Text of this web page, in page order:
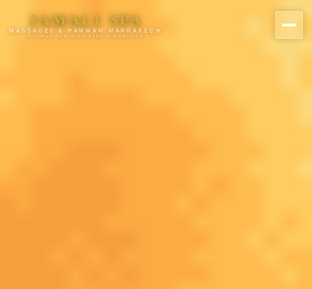
JAMALI SPA
MASSAGES & HAMMAM MARRAKECH
RITUELS SPA BIEN-ÊTRE À DOMICILE